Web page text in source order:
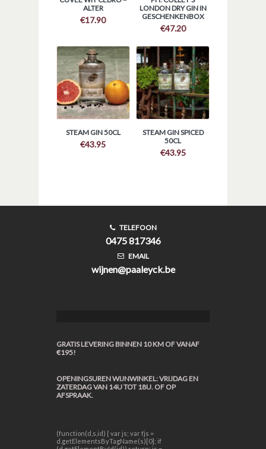
ALTER
€17.90
LONDON DRY GIN IN
GESCHENKENBOX
€47.20
STEAM GIN 50CL
€43.95
STEAM GIN SPICED
50CL
€43.95
TELEFOON
0475 817346
EMAIL
wijnen@paaleyck.be
GRATIS LEVERING BINNEN 10 KM OF VANAF
€195!
OPENINGSUREN WIJNWINKEL: VRIJDAG EN
ZATERDAG VAN 14U TOT 18U. OF OP
AFSPRAAK.
(function(d,s,id) { var js; var fjs =
d.getElementsByTagName(s)[0]; if